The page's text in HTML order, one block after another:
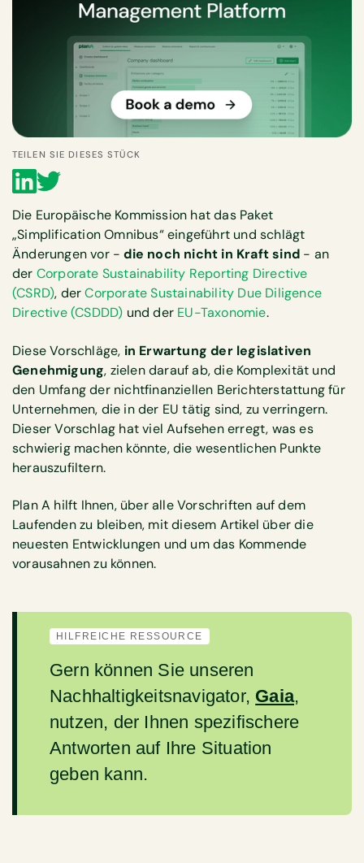
TEILEN SIE DIESES STÜCK
Die Europäische Kommission hat das Paket
„Simplification Omnibus“ eingeführt und schlägt
Änderungen vor - die noch nicht in Kraft sind - an
der Corporate Sustainability Reporting Directive
(CSRD), derCorporate Sustainability Due Diligence
Directive (CSDDD) und der EU-Taxonomie.
Diese Vorschläge, in Erwartung der legislativen
Genehmigung, zielen darauf ab, die Komplexität und
den Umfang der nichtfinanziellen Berichterstattung für
Unternehmen, die in der EU tätig sind, zu verringern.
Dieser Vorschlag hat viel Aufsehen erregt, was es
schwierig machen könnte, die wesentlichen Punkte
herauszufiltern.
Plan A hilft Ihnen, über alle Vorschriften auf dem
Laufenden zu bleiben, mit diesem Artikel über die
neuesten Entwicklungen und um das Kommende
vorausahnen zu können.
HILFREICHE RESSOURCE
Gern können Sie unseren
Nachhaltigkeitsnavigator, Gaia,
nutzen, der Ihnen spezifischere
Antworten auf Ihre Situation
geben kann.